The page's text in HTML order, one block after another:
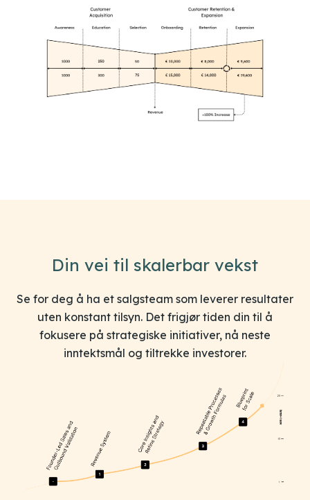
Din vei til skalerbar vekst
Se for deg å ha et salgsteam som leverer resultater
uten konstant tilsyn. Det frigjør tiden din til å
fokusere på strategiske initiativer, nå neste
inntektsmål og tiltrekke investorer.